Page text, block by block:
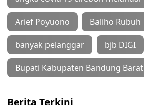
Arief Poyuono Baliho Rubuh
banyak pelanggar bjb DIGI
Bupati Kabupaten Bandung Barat